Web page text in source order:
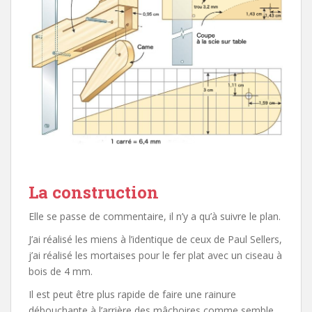
La construction
Elle se passe de commentaire, il n’y a qu’à suivre le plan.
J’ai réalisé les miens à l’identique de ceux de Paul Sellers,
j’ai réalisé les mortaises pour le fer plat avec un ciseau à
bois de 4 mm.
Il est peut être plus rapide de faire une rainure